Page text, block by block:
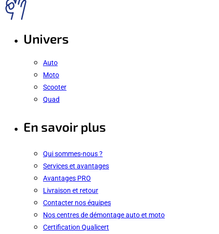
Univers
Auto
Moto
Scooter
Quad
En savoir plus
Qui sommes-nous ?
Services et avantages
Avantages PRO
Livraison et retour
Contacter nos équipes
Nos centres de démontage auto et moto
Certification Qualicert